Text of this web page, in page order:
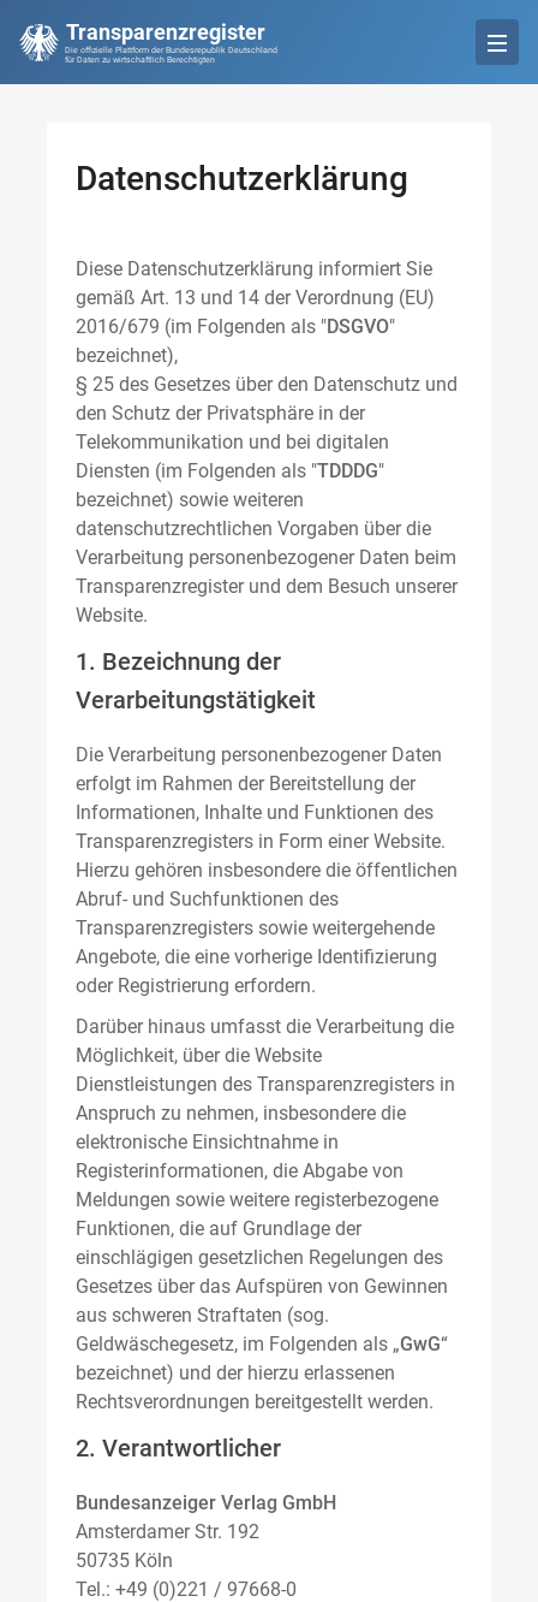
Transparenzregister
Die offizielle Plattform der Bundesrepublik Deutschland
für Daten zu wirtschaftlich Berechtigten
Datenschutzerklärung
Diese Datenschutzerklärung informiert Sie
gemäß Art. 13 und 14 der Verordnung (EU)
2016/679 (im Folgenden als "DSGVO"
bezeichnet),
§ 25 des Gesetzes über den Datenschutz und
den Schutz der Privatsphäre in der
Telekommunikation und bei digitalen
Diensten (im Folgenden als "TDDDG"
bezeichnet) sowie weiteren
datenschutzrechtlichen Vorgaben über die
Verarbeitung personenbezogener Daten beim
Transparenzregister und dem Besuch unserer
Website.
1. Bezeichnung der
Verarbeitungstätigkeit
Die Verarbeitung personenbezogener Daten
erfolgt im Rahmen der Bereitstellung der
Informationen, Inhalte und Funktionen des
Transparenzregisters in Form einer Website.
Hierzu gehören insbesondere die öffentlichen
Abruf- und Suchfunktionen des
Transparenzregisters sowie weitergehende
Angebote, die eine vorherige Identifizierung
oder Registrierung erfordern.
Darüber hinaus umfasst die Verarbeitung die
Möglichkeit, über die Website
Dienstleistungen des Transparenzregisters in
Anspruch zu nehmen, insbesondere die
elektronische Einsichtnahme in
Registerinformationen, die Abgabe von
Meldungen sowie weitere registerbezogene
Funktionen, die auf Grundlage der
einschlägigen gesetzlichen Regelungen des
Gesetzes über das Aufspüren von Gewinnen
aus schweren Straftaten (sog.
Geldwäschegesetz, im Folgenden als „GwG“
bezeichnet) und der hierzu erlassenen
Rechtsverordnungen bereitgestellt werden.
2. Verantwortlicher
Bundesanzeiger Verlag GmbH
Amsterdamer Str. 192
50735 Köln
Tel.: +49 (0)221 / 97668-0